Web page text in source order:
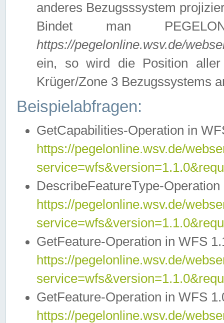
anderes Bezugsssystem
Bindet man
https://pegelonline.wsv.de/
ein, so wird die Position
Krüger/Zone 3 Bezugssystems
Beispielabfragen:
GetCapabilities-Operation in
https://pegelonline.wsv.de/
DescribeFeatureType-
https://pegelonline.wsv.de/
GetFeature-Operation in WFS
https://pegelonline.wsv.de/
GetFeature-Operation in WFS
https://pegelonline.wsv.de/